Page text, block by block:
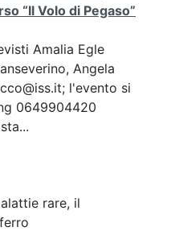
“Il Volo di Pegaso”
Amalia Egle
Angela
l'evento si
0649904420
rare, il